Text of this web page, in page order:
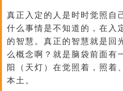
真正入定的人是时时觉照自
什么事情是不知道的，在入
的智慧。真正的智慧就是回
么概念啊？就是脑袋前面有
阳（天灯）在觉照着，照着
本土。